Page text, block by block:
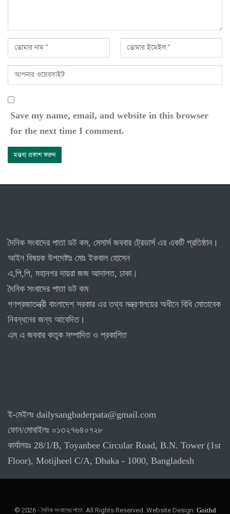
Save my name, email, and website in this browser
for the next time I comment.
দৈনিক সংবাদের পাতা ডট কম, মেসার্স জববার ট্রেডার্স এর একটি প্রতিষ্ঠান।
আইন বিষয়ক উপদেষ্টাঃ মোঃ ইকবাল হোসেন
এ,পি,পি, মহানগর দায়রা জজ আদালত, ঢাকা।
দৈনিক সংবাদের পাতা ডট কম
গণপ্রজাতন্ত্রী বাংলাদেশ সরকার এর তথ্য মন্ত্রণালয়ের অধীনে বিধি মোতাবেক
নিবন্ধনের জন্য আবেদিত।
এম এ জববার কতৃক সম্পাদিত ও প্রকাশিত
ই-মেইলঃ dailysangbaderpata@gmail.com
ফোন/মোবাইলঃ ০১৩২৭৬৪০৭২৮
কার্যালয়ঃ 28/1/B, Toyanbee Circular Road, B.N. Tower (1st
Floor), Motijheel C/A, Dhaka - 1000, Bangladesh
© 2026 - দৈনিক সংবাদের পাতা. All Rights Reserved. Website Design: Goitbd